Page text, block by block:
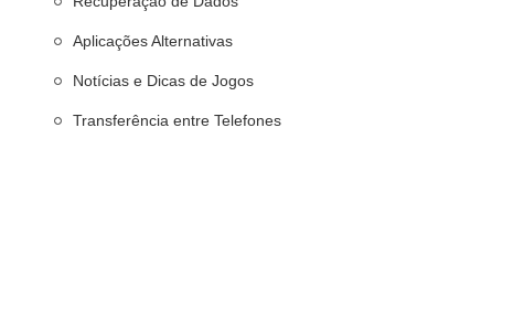
Aplicações Alternativas
Notícias e Dicas de Jogos
Transferência entre Telefones